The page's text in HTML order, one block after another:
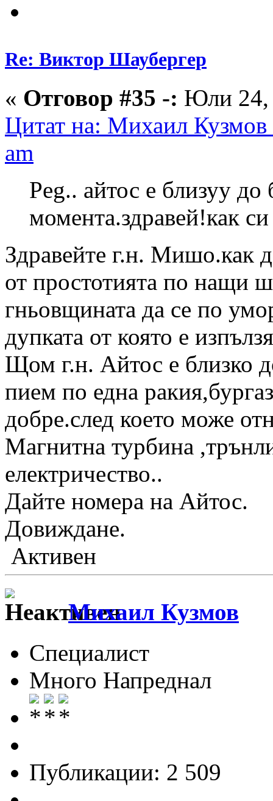
Re: Виктор Шаубергер
« Отговор #35 -: Юли 24,
Цитат на: Михаил
am
Peg.. айтос е близуу до
момента.здравей!как си
Здравейте г.н. Мишо.как
от простотията по нащи
гньовщината да се по
дупката от която е
Щом г.н. Айтос е близко
пием по една
добре.след което може
Магнитна турбина
електричество..
Дайте номера на Айтос.
Довиждане.
Активен
Михаил Кузмов
Специалист
Много Напреднал
Публикации: 2 509